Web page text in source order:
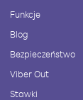
Funkcje
Blog
Bezpieczeństwo
Viber Out
Stawki